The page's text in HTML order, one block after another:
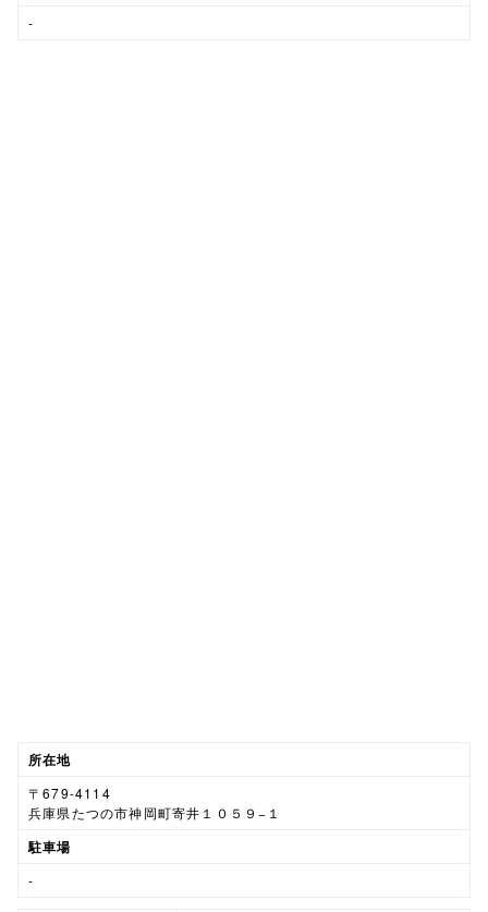
-
所在地
〒679-4114
兵庫県たつの市神岡町寄井１０５９−１
駐車場
-